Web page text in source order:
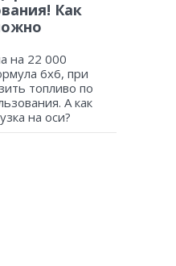
Как
на 22 000
6х6, при
топливо по
А как
на оси?